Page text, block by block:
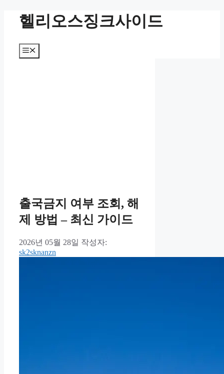
헬리오스징크사이드
메
뉴
출국금지 여부 조회, 해
제 방법 – 최신 가이드
2026년 05월 28일 작성자:
sk2sknanzn